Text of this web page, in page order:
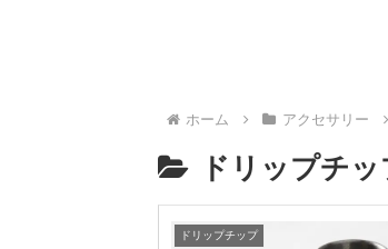
ホーム アクセサリー
ドリップチッ
ドリップチップ